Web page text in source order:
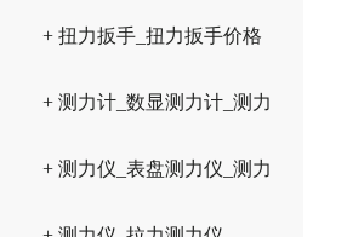
+ 扭力扳手_扭力扳手价格
+ 测力计_数显测力计_测力
仪
+ 测力仪_表盘测力仪_测力
计